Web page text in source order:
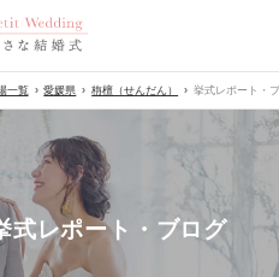
一覧 愛媛県 栴檀（せんだん） 挙式レポート・
式レポート・ブログ